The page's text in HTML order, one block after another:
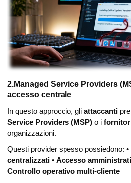
2.Managed Service Providers
accesso centrale
In questo approccio, gli attaccanti
Service Providers (MSP) o i
organizzazioni.
Questi provider spesso possiedono: •
centralizzati • Accesso
Controllo operativo multi-cliente